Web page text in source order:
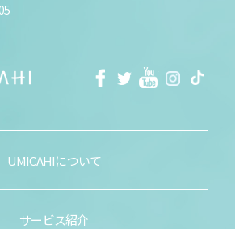
facebookTwitterYoutube
UMICAHIについて
サービス紹介